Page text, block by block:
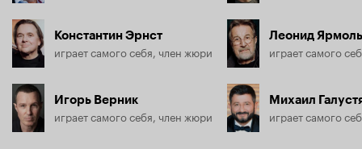
Константин Эрнст
играет самого себя, член жюри
Игорь Верник
играет самого себя, член жюри
Леонид
играет самого
Михаил
играет самого